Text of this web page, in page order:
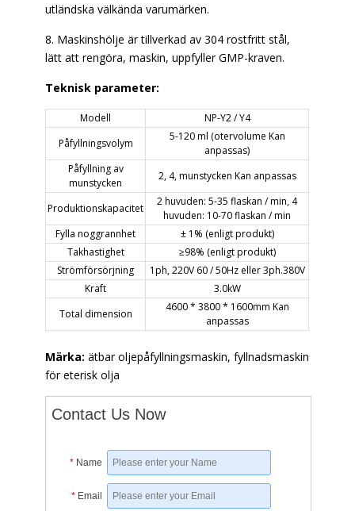
utländska välkända varumärken.
8. Maskinshölje är tillverkad av 304 rostfritt stål,
lätt att rengöra, maskin, uppfyller GMP-kraven.
Teknisk parameter:
Modell
NP-Y2 / Y4
Påfyllningsvolym
5-120 ml (otervolume Kan
anpassas)
Påfyllning av
munstycken
2, 4, munstycken Kan anpassas
Produktionskapacitet
2 huvuden: 5-35 flaskan / min, 4
huvuden: 10-70 flaskan / min
Fylla noggrannhet
± 1% (enligt produkt)
Takhastighet
≥98% (enligt produkt)
Strömförsörjning
1ph, 220V 60 / 50Hz eller 3ph.380V
Kraft
3.0kW
Total dimension
4600 * 3800 * 1600mm Kan
anpassas
Märka: ätbar oljepåfyllningsmaskin, fyllnadsmaskin
för eterisk olja
Contact Us Now
* Name
* Email